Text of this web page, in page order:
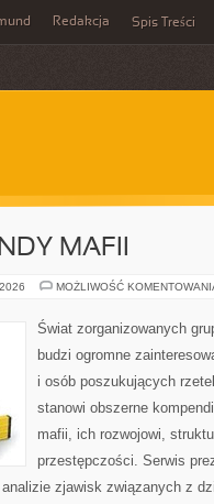
Redakcja Spis Treści
MAFII
MOŻLIWOŚĆ
Świat zorganizowanych
budzi ogromne
i osób poszukujących
stanowi obszerne
mafii, ich rozwojowi,
przestępczości. Serwis
zjawisk związanych z